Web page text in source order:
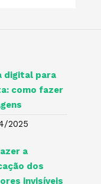
digital para
como fazer
2025
a
dos
invisíveis